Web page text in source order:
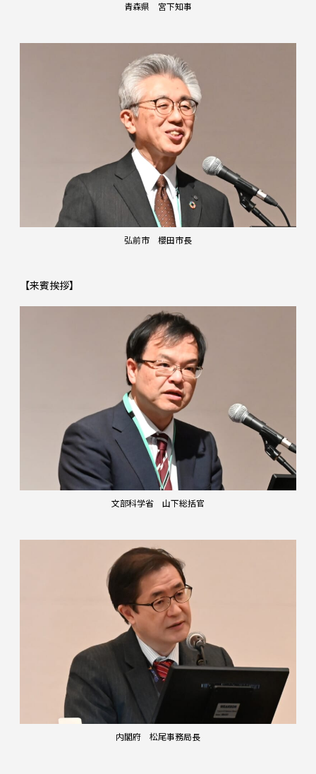
青森県 宮下知事
弘前市 櫻田市長
【来賓挨拶】
文部科学省 山下総括官
内閣府 松尾事務局長